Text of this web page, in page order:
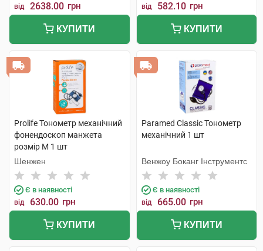
від 2638.00 грн
КУПИТИ
від 582.10 грн
КУПИТИ
Prolife Тонометр механічний
фонендоскоп манжета
розмір М 1 шт
Шенжен
Є в наявності
від 630.00 грн
КУПИТИ
Paramed Classic Тонометр
механічний 1 шт
Венжоу Боканг Інструментс
Є в наявності
від 665.00 грн
КУПИТИ